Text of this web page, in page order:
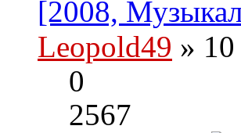
[2008,
Leopold49 »
0
2567